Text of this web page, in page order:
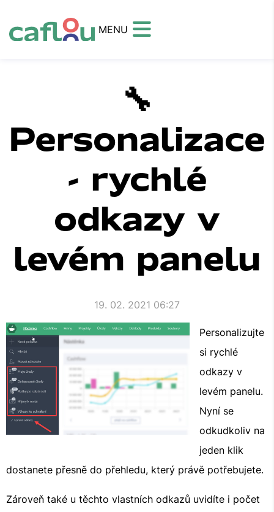
MENU
🔧
Personalizace
- rychlé
odkazy v
levém panelu
19. 02. 2021 06:27
Personalizujte
si rychlé
odkazy v
levém panelu.
Nyní se
odkudkoliv na
jeden klik
dostanete přesně do přehledu, který právě potřebujete.
Zároveň také u těchto vlastních odkazů uvidíte i počet